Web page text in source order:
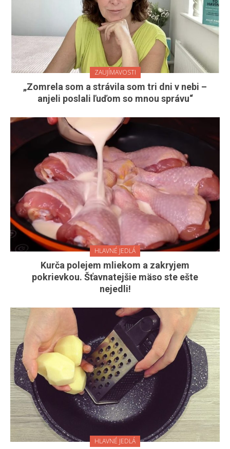
ZAUJÍMAVOSTI
„Zomrela som a strávila som tri dni v nebi –
anjeli poslali ľuďom so mnou správu“
HLAVNÉ JEDLÁ
Kurča polejem mliekom a zakryjem
pokrievkou. Šťavnatejšie mäso ste ešte
nejedli!
HLAVNÉ JEDLÁ